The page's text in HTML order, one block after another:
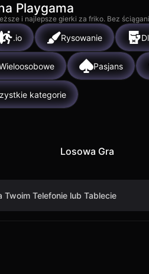
Playgama
i najlepsze gierki za friko. Bez
.io Rysowanie
Pasjans
kategorie
Losowa Gra
Twoim Telefonie lub Tablecie